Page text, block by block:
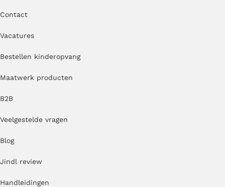
Contact
Vacatures
Bestellen kinderopvang
Maatwerk producten
B2B
Veelgestelde vragen
Blog
Jindl review
Handleidingen